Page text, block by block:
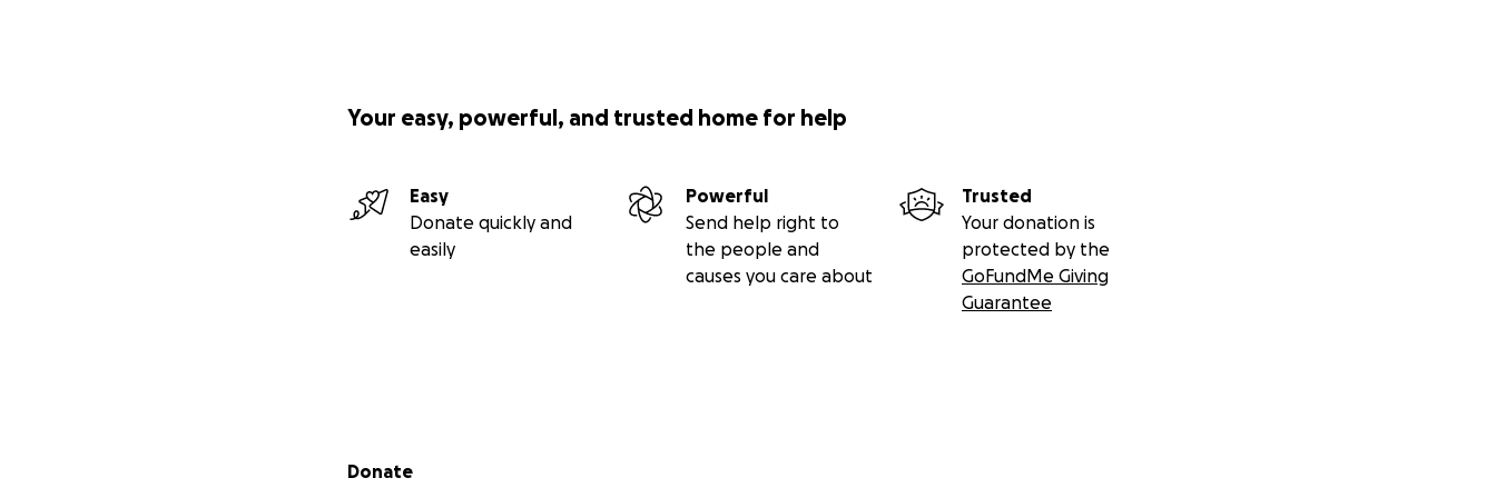
Your easy, powerful, and trusted home for help
Easy
Donate quickly and
easily
Powerful
Send help right to
the people and
causes you care about
Trusted
Your donation is
protected by the
GoFundMe Giving
Guarantee
Secondary menu
Donate